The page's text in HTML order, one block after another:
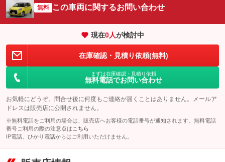
サイドカメラ
：装備なし ルーフレール
：装備なし
：装備なし
：装備なし
無料 この車両に関するお問い合わせ
現在0人が検討中
在庫確認・見積り依頼(無料)
まずは在庫確認・見積り依頼
無料電話でお問い合わせ
お気軽にどうぞ。問合せ後に何度もご連絡が届くことはありません。メールア
ドレスは販売店に公開されません。
※無料電話をご利用の場合は、販売店へお客様の電話番号が通知されます。無料電話
番号ご利用の際の注意点は こちら
IP電話、ひかり電話からはご利用いただけません。